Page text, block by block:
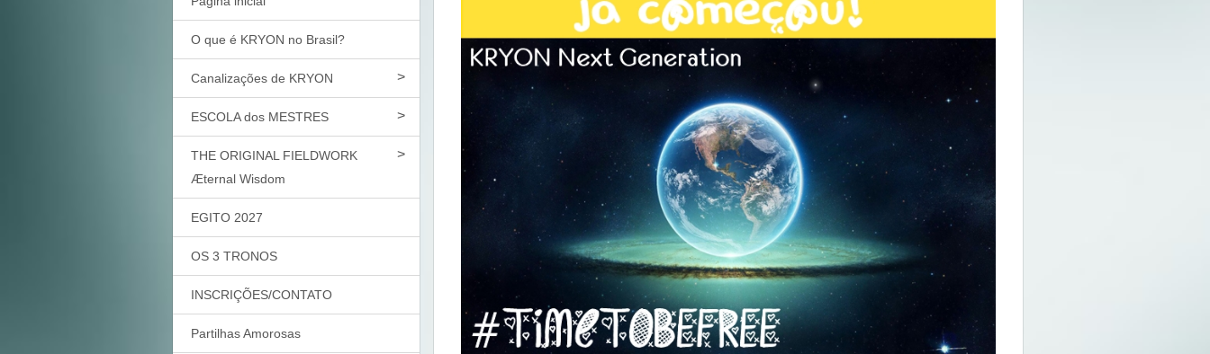
O que é KRYON no Brasil?
Canalizações de KRYON
ESCOLA dos MESTRES
THE ORIGINAL FIELDWORK
Æternal Wisdom
EGITO 2027
OS 3 TRONOS
INSCRIÇÕES/CONTATO
Partilhas Amorosas